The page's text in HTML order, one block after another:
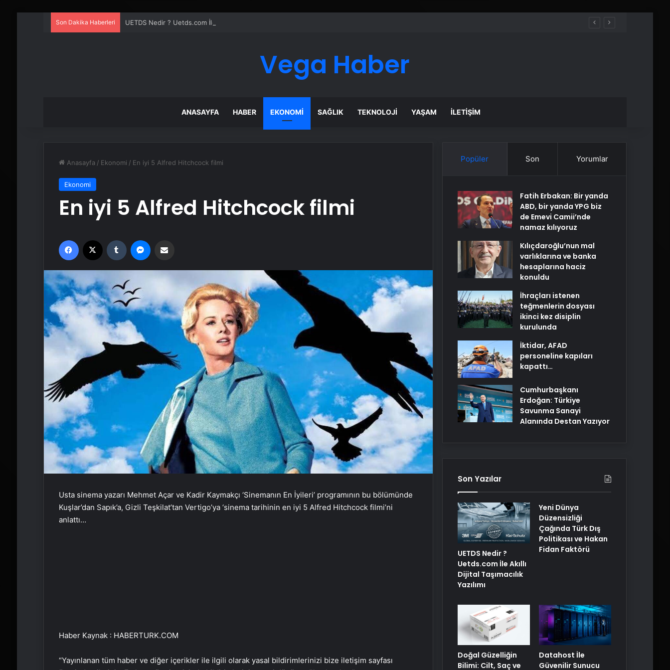
Son Dakika Haberleri UETDS Nedir ? Uetds.com İle Akıllı Dijital Taşımacılık Yazılımı
Vega Haber
ANASAYFA HABER EKONOMI SAĞLIK TEKNOLOJI YAŞAM İLETIŞIM
Anasayfa / Ekonomi / En iyi 5 Alfred Hitchcock filmi
Ekonomi
En iyi 5 Alfred Hitchcock filmi
Facebook Tumblr
Usta sinema yazarı Mehmet Açar ve Kadir Kaymakçı ‘Sinemanın En İyileri’ programının bu bölümünde
Kuşlar’dan Sapık’a, Gizli Teşkilat’tan Vertigo’ya ‘sinema tarihinin en iyi 5 Alfred Hitchcock filmi’ni
anlattı…
Haber Kaynak : HABERTURK.COM
“Yayınlanan tüm haber ve diğer içerikler ile ilgili olarak yasal bildirimlerinizi bize iletişim sayfası
Popüler Son Yorumlar
Fatih Erbakan: Bir yanda
ABD, bir yanda YPG biz
de Emevi Camii’nde
namaz kılıyoruz
Kılıçdaroğlu’nun mal
varlıklarına ve banka
hesaplarına haciz
konuldu
İhraçları istenen
teğmenlerin dosyası
ikinci kez disiplin
kurulunda
İktidar, AFAD
personeline kapıları
kapattı…
Cumhurbaşkanı
Erdoğan: Türkiye
Savunma Sanayi
Alanında Destan Yazıyor
Son Yazılar
UETDS Nedir ?
Uetds.com İle Akıllı
Dijital Taşımacılık
Yazılımı
Yeni Dünya
Düzensizliği
Çağında Türk Dış
Politikası ve Hakan
Fidan Faktörü
Doğal Güzelliğin
Bilimi: Cilt, Saç ve
Datahost İle
Güvenilir Sunucu